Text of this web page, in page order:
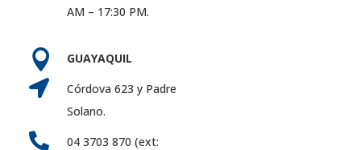
AM – 17:30 PM.
 GUAYAQUIL

Córdova 623 y Padre
Solano.

04 3703 870 (ext: